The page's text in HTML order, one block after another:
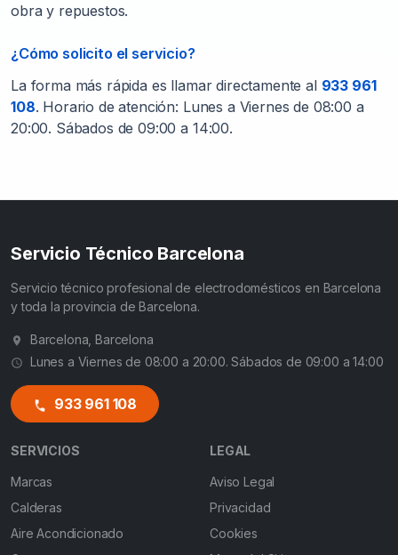
obra y repuestos.
¿Cómo solicito el servicio?
La forma más rápida es llamar directamente al 933 961
108. Horario de atención: Lunes a Viernes de 08:00 a
20:00. Sábados de 09:00 a 14:00.
Servicio Técnico Barcelona
Servicio técnico profesional de electrodomésticos en Barcelona
y toda la provincia de Barcelona.
Barcelona, Barcelona
Lunes a Viernes de 08:00 a 20:00. Sábados de 09:00 a 14:00
933 961 108
SERVICIOS
Marcas
Calderas
Aire Acondicionado
LEGAL
Aviso Legal
Privacidad
Cookies